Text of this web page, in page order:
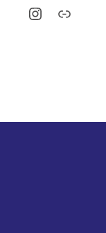
Instagram
Link